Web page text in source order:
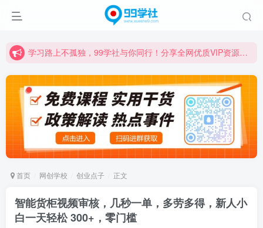
学习路上不孤独，99学社与你同行！分享全网优质VIP资源，炒股教程、创业教程、网络营销教程、自媒体短视频教程等，长期更新各大精品创业项目！
学习路上不孤独，99学社与你同行！分享全网优质VIP资源，炒股教程、创业教程、网络营销教程、自媒体短视频教程等，长期更新各大精品创业项目！
首页 网创学校 创业点子 正文
智能货柜视频审核，几秒一单，多劳多得，新人小
白一天轻松 300+，零门槛